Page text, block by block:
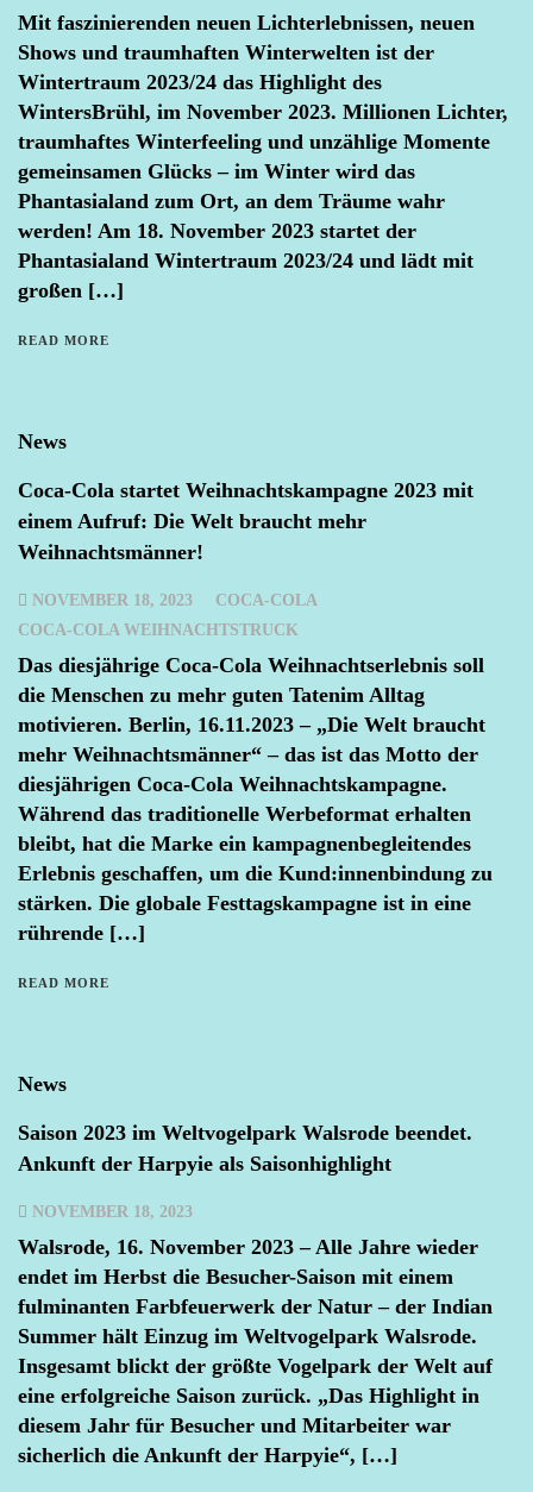
Mit faszinierenden neuen Lichterlebnissen, neuen
Shows und traumhaften Winterwelten ist der
Wintertraum 2023/24 das Highlight des
WintersBrühl, im November 2023. Millionen Lichter,
traumhaftes Winterfeeling und unzählige Momente
gemeinsamen Glücks – im Winter wird das
Phantasialand zum Ort, an dem Träume wahr
werden! Am 18. November 2023 startet der
Phantasialand Wintertraum 2023/24 und lädt mit
großen […]
READ MORE
News
Coca-Cola startet Weihnachtskampagne 2023 mit
einem Aufruf: Die Welt braucht mehr
Weihnachtsmänner!
NOVEMBER 18, 2023
COCA-COLA
COCA-COLA WEIHNACHTSTRUCK
Das diesjährige Coca-Cola Weihnachtserlebnis soll
die Menschen zu mehr guten Tatenim Alltag
motivieren. Berlin, 16.11.2023 – „Die Welt braucht
mehr Weihnachtsmänner“ – das ist das Motto der
diesjährigen Coca-Cola Weihnachtskampagne.
Während das traditionelle Werbeformat erhalten
bleibt, hat die Marke ein kampagnenbegleitendes
Erlebnis geschaffen, um die Kund:innenbindung zu
stärken. Die globale Festtagskampagne ist in eine
rührende […]
READ MORE
News
Saison 2023 im Weltvogelpark Walsrode beendet.
Ankunft der Harpyie als Saisonhighlight
NOVEMBER 18, 2023
Walsrode, 16. November 2023 – Alle Jahre wieder
endet im Herbst die Besucher-Saison mit einem
fulminanten Farbfeuerwerk der Natur – der Indian
Summer hält Einzug im Weltvogelpark Walsrode.
Insgesamt blickt der größte Vogelpark der Welt auf
eine erfolgreiche Saison zurück. „Das Highlight in
diesem Jahr für Besucher und Mitarbeiter war
sicherlich die Ankunft der Harpyie“, […]